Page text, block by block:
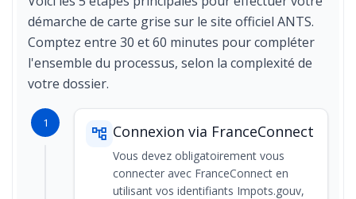
démarche de carte grise sur le site officiel ANTS.
Comptez entre 30 et 60 minutes pour compléter
l'ensemble du processus, selon la complexité de
votre dossier.
1 Connexion via FranceConnect
Vous devez obligatoirement vous
connecter avec FranceConnect en
utilisant vos identifiants Impots.gouv,